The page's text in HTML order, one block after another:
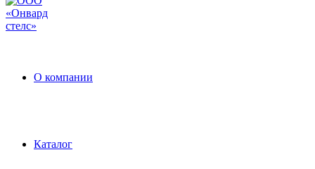
О компании
Каталог